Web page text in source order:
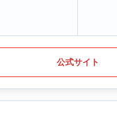
公式サイト